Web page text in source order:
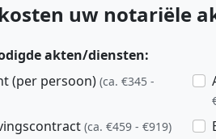
uw notariële
akten/diensten:
(per persoon) (ca. €345 -
(ca. €459 - €919)